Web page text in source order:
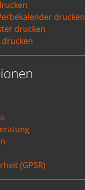
drucken
drucken
(GPSR)